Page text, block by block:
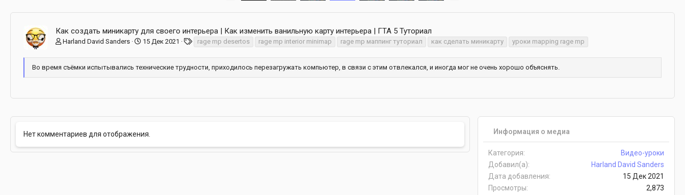
Как создать миникарту для своего интерьера | Как изменить ванильную карту интерьера | ГТА 5 Туториал
Harland David Sanders 15 Дек 2021
е
г
и
rage mp desertos rage mp interior minimap rage mp маппинг туториал как сделать миникарту уроки mapping rage mp
Во время съёмки испытывались технические трудности, приходилось перезагружать компьютер, в связи с этим отвлекался, и иногда мог не очень хорошо объяснять.
Нет комментариев для отображения. Информация о медиа
Категория
Видео-уроки
Добавил(а)
Harland David Sanders
Дата добавления
15 Дек 2021
Просмотры
2,873